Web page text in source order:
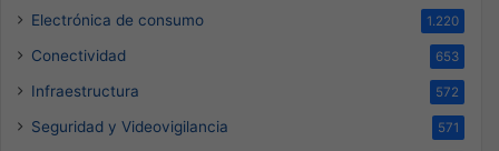
Electrónica de consumo 1.220
Conectividad 653
Infraestructura 572
Seguridad y Videovigilancia 571